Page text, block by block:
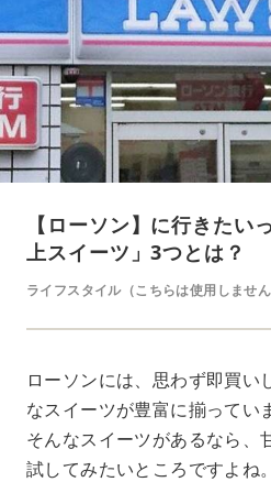
【ローソン】に行きたい
上スイーツ」3つとは？
ライフスタイル（こちらは使用しません
ローソンには、思わず即買い
なスイーツが豊富に揃ってい
そんなスイーツがあるなら、
試してみたいところですよね。